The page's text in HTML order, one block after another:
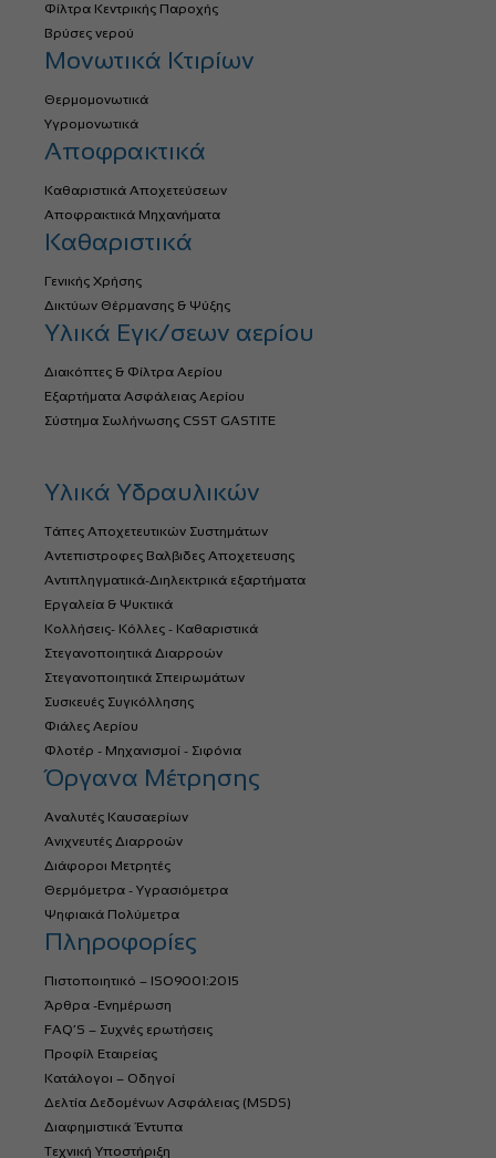
Φίλτρα Κεντρικής Παροχής
Βρύσες νερού
Μονωτικά Κτιρίων
Θερμομονωτικά
Υγρομονωτικά
Αποφρακτικά
Καθαριστικά Αποχετεύσεων
Αποφρακτικά Μηχανήματα
Καθαριστικά
Γενικής Χρήσης
Δικτύων Θέρμανσης & Ψύξης
Υλικά Εγκ/σεων αερίου
Διακόπτες & Φίλτρα Αερίου
Εξαρτήματα Ασφάλειας Αερίου
Σύστημα Σωλήνωσης CSST GASTITE
Υλικά Υδραυλικών
Τάπες Αποχετευτικών Συστημάτων
Αντεπιστροφες Βαλβιδες Αποχετευσης
Αντιπληγματικά-Διηλεκτρικά εξαρτήματα
Εργαλεία & Ψυκτικά
Κολλήσεις- Κόλλες - Καθαριστικά
Στεγανοποιητικά Διαρροών
Στεγανοποιητικά Σπειρωμάτων
Συσκευές Συγκόλλησης
Φιάλες Αερίου
Φλοτέρ - Μηχανισμοί - Σιφόνια
Όργανα Μέτρησης
Αναλυτές Καυσαερίων
Ανιχνευτές Διαρροών
Διάφοροι Μετρητές
Θερμόμετρα - Υγρασιόμετρα
Ψηφιακά Πολύμετρα
Πληροφορίες
Πιστοποιητικό – ISO9001:2015
Άρθρα -Ενημέρωση
FAQ’S – Συχνές ερωτήσεις
Προφίλ Εταιρείας
Κατάλογοι – Οδηγοί
Δελτία Δεδομένων Ασφάλειας (MSDS)
Διαφημιστικά Έντυπα
Τεχνική Υποστήριξη